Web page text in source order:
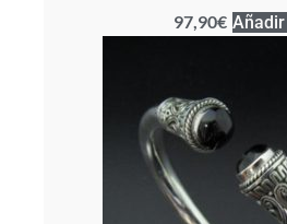
97,90€